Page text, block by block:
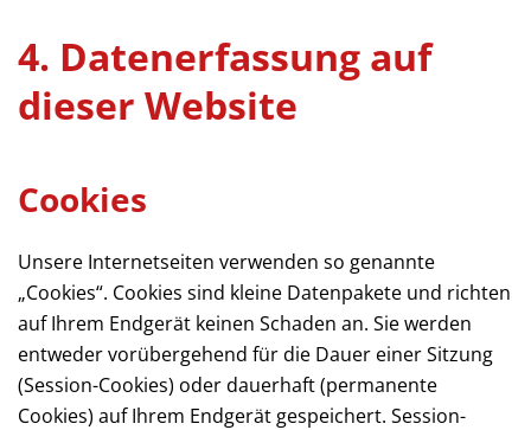
4. Datenerfassung auf
dieser Website
Cookies
Unsere Internetseiten verwenden so genannte
„Cookies“. Cookies sind kleine Datenpakete und richten
auf Ihrem Endgerät keinen Schaden an. Sie werden
entweder vorübergehend für die Dauer einer Sitzung
(Session-Cookies) oder dauerhaft (permanente
Cookies) auf Ihrem Endgerät gespeichert. Session-